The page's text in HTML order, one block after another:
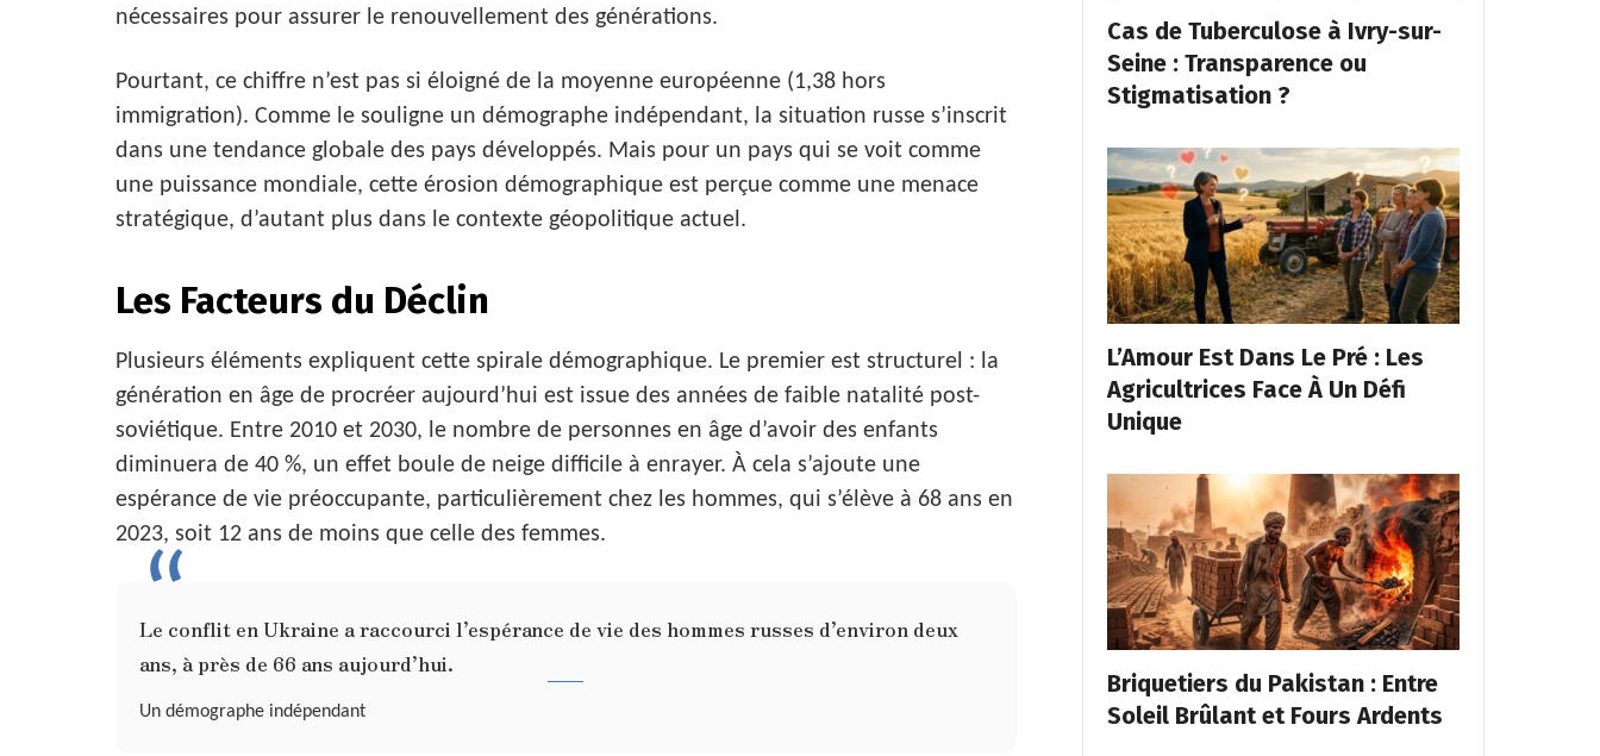
nécessaires pour assurer le renouvellement des générations.
Pourtant, ce chiffre n’est pas si éloigné de la moyenne européenne (1,38 hors
immigration). Comme le souligne un démographe indépendant, la situation russe s’inscrit
dans une tendance globale des pays développés. Mais pour un pays qui se voit comme
une puissance mondiale, cette érosion démographique est perçue comme une menace
stratégique, d’autant plus dans le contexte géopolitique actuel.
Les Facteurs du Déclin
Plusieurs éléments expliquent cette spirale démographique. Le premier est structurel : la
génération en âge de procréer aujourd’hui est issue des années de faible natalité post-
soviétique. Entre 2010 et 2030, le nombre de personnes en âge d’avoir des enfants
diminuera de 40 %, un effet boule de neige difficile à enrayer. À cela s’ajoute une
espérance de vie préoccupante, particulièrement chez les hommes, qui s’élève à 68 ans en
2023, soit 12 ans de moins que celle des femmes.
Le conflit en Ukraine a raccourci l’espérance de vie des hommes russes d’environ deux
ans, à près de 66 ans aujourd’hui.
Un démographe indépendant
Cas de Tuberculose à Ivry-sur-
Seine : Transparence ou
Stigmatisation ?
L’Amour Est Dans Le Pré : Les
Agricultrices Face À Un Défi
Unique
Briquetiers du Pakistan : Entre
Soleil Brûlant et Fours Ardents